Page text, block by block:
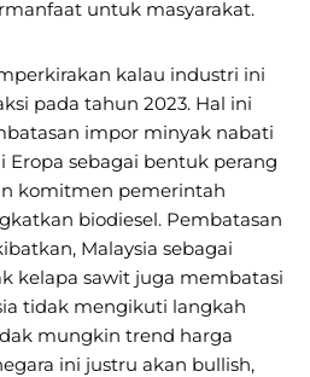
untuk masyarakat.
kalau industri ini
pada tahun 2023. Hal ini
impor minyak nabati
Eropa sebagai bentuk perang
komitmen pemerintah
biodiesel. Pembatasan
Malaysia sebagai
kelapa sawit juga membatasi
tidak mengikuti langkah
mungkin trend harga
ini justru akan bullish,